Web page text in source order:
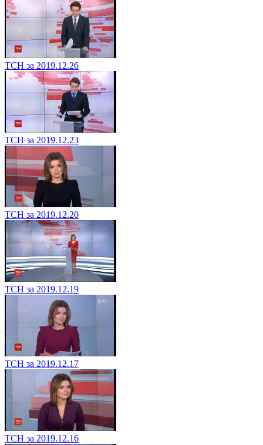
ТСН за 2019.12.26
ТСН за 2019.12.23
ТСН за 2019.12.20
ТСН за 2019.12.19
ТСН за 2019.12.17
ТСН за 2019.12.16